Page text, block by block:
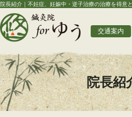
院長紹介｜不妊症、妊娠中・逆子治療の治療を得意
交通案内
院長紹